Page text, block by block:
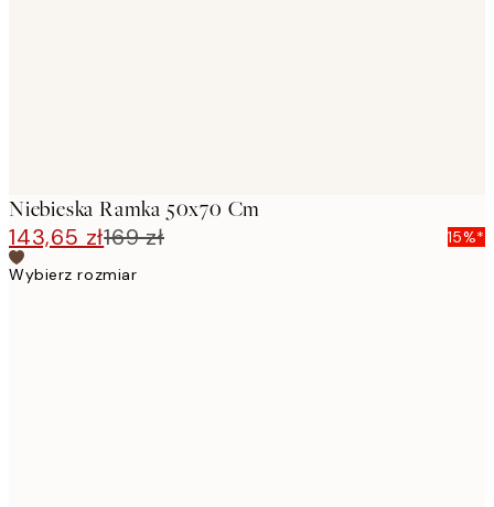
Niebieska Ramka 50x70 Cm
143,65 zł169 zł
15%*
Wybierz rozmiar